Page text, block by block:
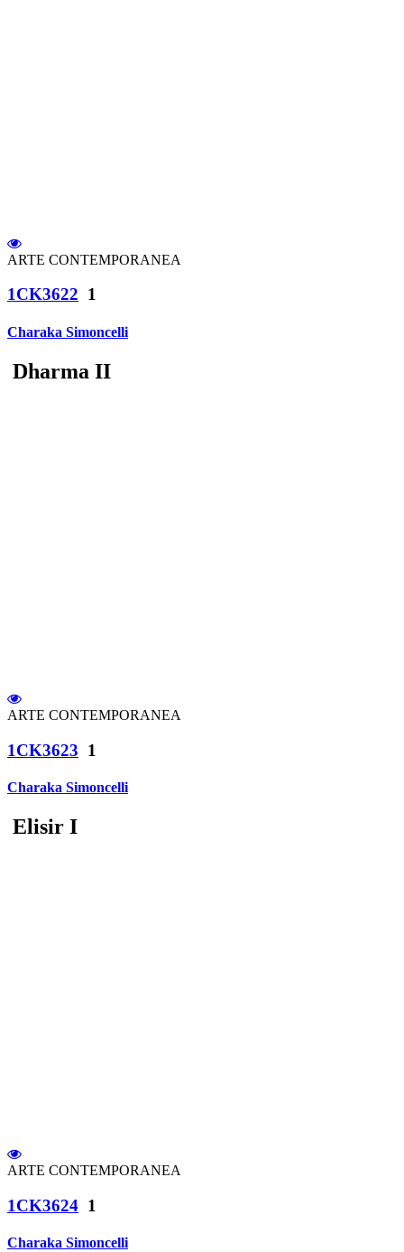
ARTE CONTEMPORANEA
1CK3622 1
Charaka Simoncelli
Dharma II
ARTE CONTEMPORANEA
1CK3623 1
Charaka Simoncelli
Elisir I
ARTE CONTEMPORANEA
1CK3624 1
Charaka Simoncelli